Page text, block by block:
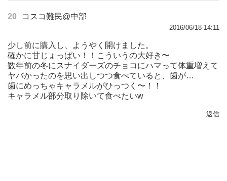
20 コスコ難民@中部
2016/06/18 14:11
少し前に購入し、ようやく開けました。
確かに甘じょっぱい！！こういうの大好き〜
数年前の冬にスナイダーズのチョコにハマって体重増えて
ヤバかったのを思い出しつつ食べていると、歯が…
歯にめっちゃキャラメルがひっつく〜！！
キャラメル部分取り除いて食べたいw
返信